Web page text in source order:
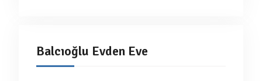
Balcıoğlu Evden Eve